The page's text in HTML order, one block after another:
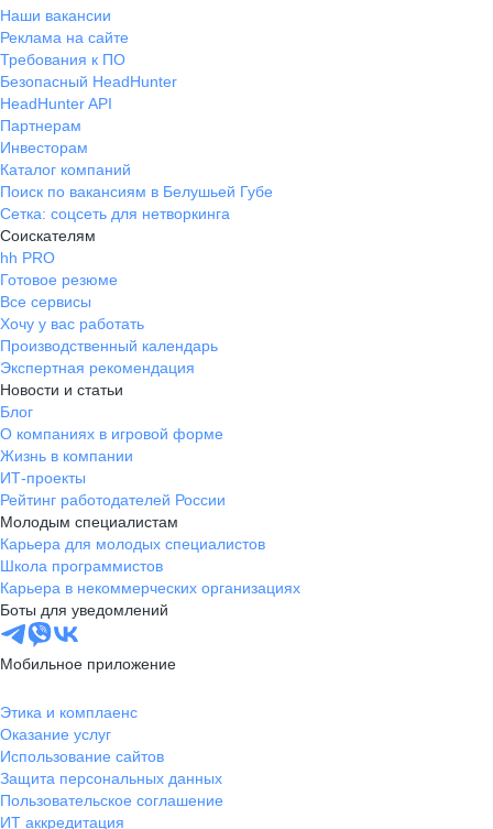
Наши вакансии
Реклама на сайте
Требования к ПО
Безопасный HeadHunter
HeadHunter API
Партнерам
Инвесторам
Каталог компаний
Поиск по вакансиям в Белушьей Губе
Сетка: соцсеть для нетворкинга
Соискателям
hh PRO
Готовое резюме
Все сервисы
Хочу у вас работать
Производственный календарь
Экспертная рекомендация
Новости и статьи
Блог
О компаниях в игровой форме
Жизнь в компании
ИТ-проекты
Рейтинг работодателей России
Молодым специалистам
Карьера для молодых специалистов
Школа программистов
Карьера в некоммерческих организациях
Боты для уведомлений
Мобильное приложение
Этика и комплаенс
Оказание услуг
Использование сайтов
Защита персональных данных
Пользовательское соглашение
ИТ аккредитация